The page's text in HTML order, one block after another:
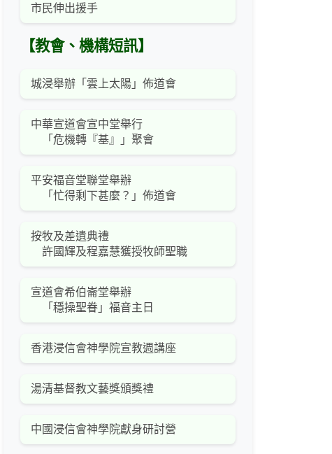
市民伸出援手
【教會、機構短訊】
城浸舉辦「雲上太陽」佈道會
中華宣道會宣中堂舉行
「危機轉『基』」聚會
平安福音堂聯堂舉辦
「忙得剩下甚麼？」佈道會
按牧及差遺典禮
許國輝及程嘉慧獲授牧師聖職
宣道會希伯崙堂舉辦
「穩操聖眷」福音主日
香港浸信會神學院宣教週講座
湯清基督教文藝獎頒獎禮
中國浸信會神學院獻身研討營